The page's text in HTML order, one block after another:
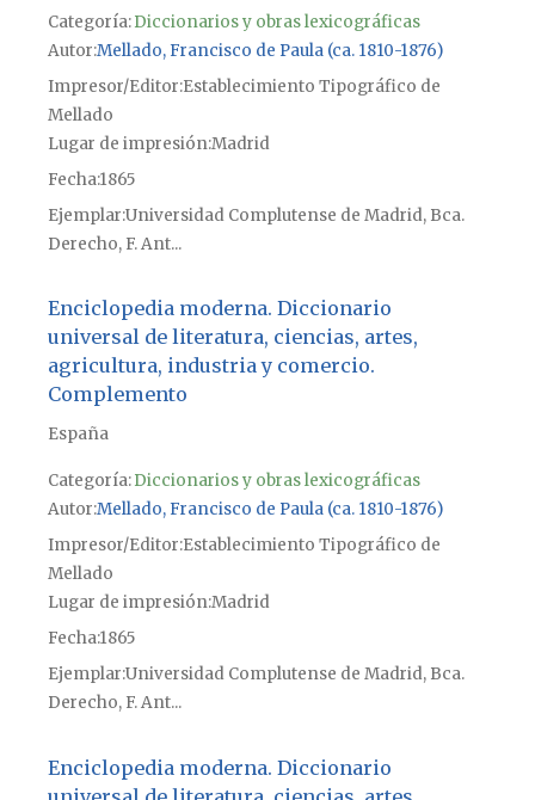
Categoría:Diccionarios y obras lexicográficas
Autor Mellado, Francisco de Paula (ca. 1810-1876)
Impresor/Editor Establecimiento Tipográfico de
Mellado
Lugar de impresiónMadrid
Fecha1865
Ejemplar Universidad Complutense de Madrid, Bca.
Derecho, F. Ant...
Enciclopedia moderna. Diccionario
universal de literatura, ciencias, artes,
agricultura, industria y comercio.
Complemento
España
Categoría:Diccionarios y obras lexicográficas
Autor Mellado, Francisco de Paula (ca. 1810-1876)
Impresor/Editor Establecimiento Tipográfico de
Mellado
Lugar de impresiónMadrid
Fecha1865
Ejemplar Universidad Complutense de Madrid, Bca.
Derecho, F. Ant...
Enciclopedia moderna. Diccionario